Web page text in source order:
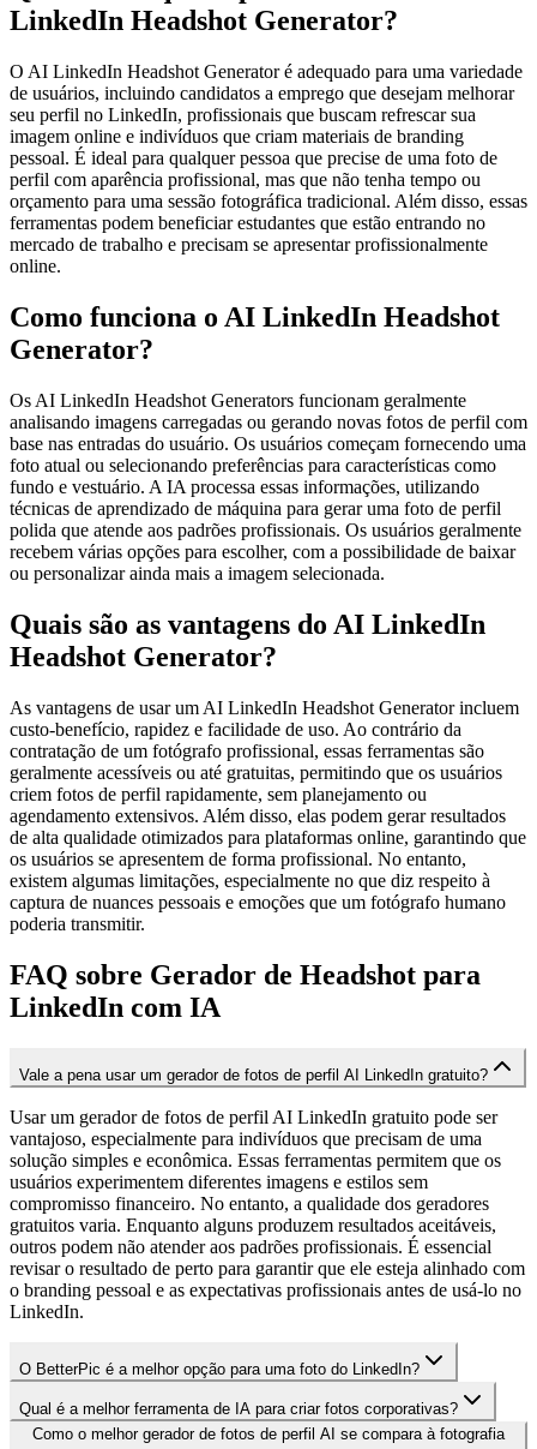
LinkedIn Headshot Generator?
O AI LinkedIn Headshot Generator é adequado para uma variedade
de usuários, incluindo candidatos a emprego que desejam melhorar
seu perfil no LinkedIn, profissionais que buscam refrescar sua
imagem online e indivíduos que criam materiais de branding
pessoal. É ideal para qualquer pessoa que precise de uma foto de
perfil com aparência profissional, mas que não tenha tempo ou
orçamento para uma sessão fotográfica tradicional. Além disso, essas
ferramentas podem beneficiar estudantes que estão entrando no
mercado de trabalho e precisam se apresentar profissionalmente
online.
Como funciona o AI LinkedIn Headshot
Generator?
Os AI LinkedIn Headshot Generators funcionam geralmente
analisando imagens carregadas ou gerando novas fotos de perfil com
base nas entradas do usuário. Os usuários começam fornecendo uma
foto atual ou selecionando preferências para características como
fundo e vestuário. A IA processa essas informações, utilizando
técnicas de aprendizado de máquina para gerar uma foto de perfil
polida que atende aos padrões profissionais. Os usuários geralmente
recebem várias opções para escolher, com a possibilidade de baixar
ou personalizar ainda mais a imagem selecionada.
Quais são as vantagens do AI LinkedIn
Headshot Generator?
As vantagens de usar um AI LinkedIn Headshot Generator incluem
custo-benefício, rapidez e facilidade de uso. Ao contrário da
contratação de um fotógrafo profissional, essas ferramentas são
geralmente acessíveis ou até gratuitas, permitindo que os usuários
criem fotos de perfil rapidamente, sem planejamento ou
agendamento extensivos. Além disso, elas podem gerar resultados
de alta qualidade otimizados para plataformas online, garantindo que
os usuários se apresentem de forma profissional. No entanto,
existem algumas limitações, especialmente no que diz respeito à
captura de nuances pessoais e emoções que um fotógrafo humano
poderia transmitir.
FAQ sobre Gerador de Headshot para
LinkedIn com IA
Vale a pena usar um gerador de fotos de perfil AI LinkedIn gratuito?
Usar um gerador de fotos de perfil AI LinkedIn gratuito pode ser
vantajoso, especialmente para indivíduos que precisam de uma
solução simples e econômica. Essas ferramentas permitem que os
usuários experimentem diferentes imagens e estilos sem
compromisso financeiro. No entanto, a qualidade dos geradores
gratuitos varia. Enquanto alguns produzem resultados aceitáveis,
outros podem não atender aos padrões profissionais. É essencial
revisar o resultado de perto para garantir que ele esteja alinhado com
o branding pessoal e as expectativas profissionais antes de usá-lo no
LinkedIn.
O BetterPic é a melhor opção para uma foto do LinkedIn?
Qual é a melhor ferramenta de IA para criar fotos corporativas?
Como o melhor gerador de fotos de perfil AI se compara à fotografia